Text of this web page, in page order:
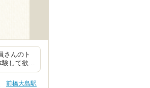
さんのト
験して欲…
前橋大島駅